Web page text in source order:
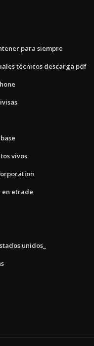
para siempre
técnicos descarga pdf
vivos
en etrade
unidos_